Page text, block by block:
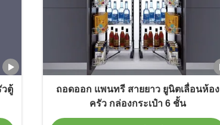
ตู้
ถอดออก แพนทรี สายยาว ยูนิตเลื่อนห้อง
ครัว กล่องกระเป๋า 6 ชั้น